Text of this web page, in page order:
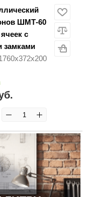
ШМТ-60
с
замками